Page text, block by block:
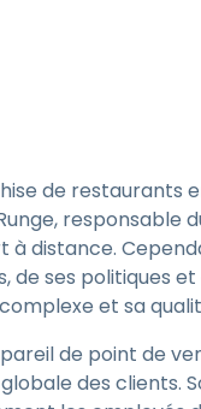
de restaurants
responsable
à distance.
de ses politiques et
et sa
de point de
des clients.